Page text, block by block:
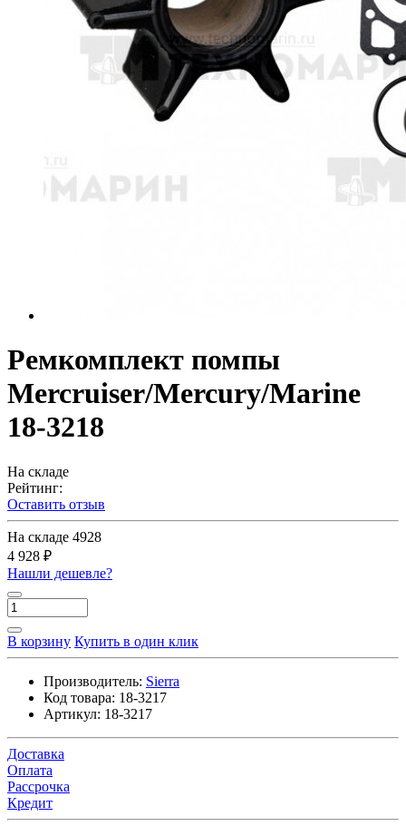
Ремкомплект помпы
Mercruiser/Mercury/Marine
18-3218
На складе
Рейтинг:
Оставить отзыв
На складе 4928
4 928 ₽
Нашли дешевле?
В корзину Купить в один клик
Производитель: Sierra
Код товара: 18-3217
Артикул: 18-3217
Доставка
Оплата
Рассрочка
Кредит